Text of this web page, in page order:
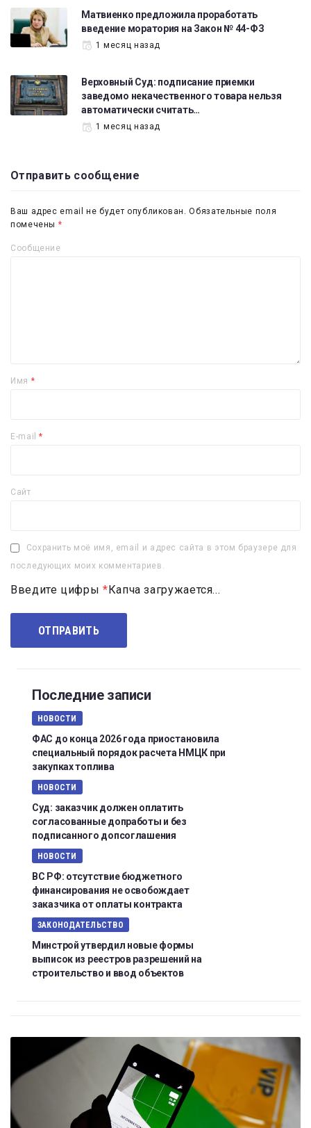
Матвиенко предложила проработать
введение моратория на Закон № 44-ФЗ
1 месяц назад
Верховный Суд: подписание приемки
заведомо некачественного товара нельзя
автоматически считать…
1 месяц назад
Отправить сообщение
Ваш адрес email не будет опубликован. Обязательные поля
помечены *
Сообщение
Имя *
E-mail*
Сайт
Сохранить моё имя, email и адрес сайта в этом браузере для
последующих моих комментариев.
Введите цифры * Капча загружается...
Последние записи
НОВОСТИ
ФАС до конца 2026 года приостановила
специальный порядок расчета НМЦК при
закупках топлива
НОВОСТИ
Суд: заказчик должен оплатить
согласованные допработы и без
подписанного допсоглашения
НОВОСТИ
ВС РФ: отсутствие бюджетного
финансирования не освобождает
заказчика от оплаты контракта
ЗАКОНОДАТЕЛЬСТВО
Минстрой утвердил новые формы
выписок из реестров разрешений на
строительство и ввод объектов